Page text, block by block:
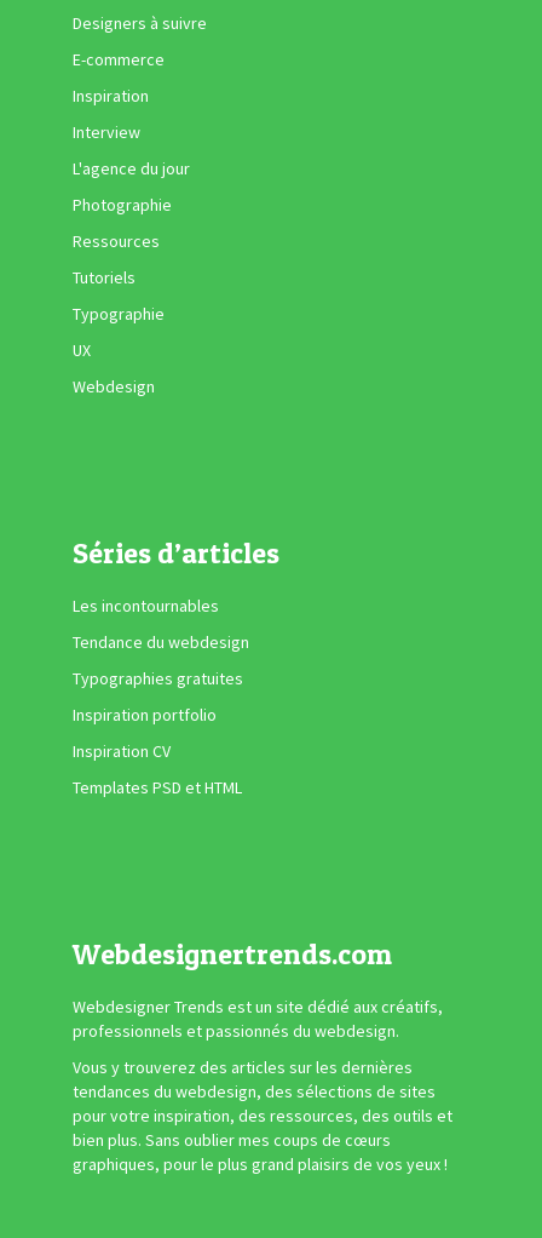
Designers à suivre
E-commerce
Inspiration
Interview
L'agence du jour
Photographie
Ressources
Tutoriels
Typographie
UX
Webdesign
Séries d’articles
Les incontournables
Tendance du webdesign
Typographies gratuites
Inspiration portfolio
Inspiration CV
Templates PSD et HTML
Webdesignertrends.com
Webdesigner Trends est un site dédié aux créatifs,
professionnels et passionnés du webdesign.
Vous y trouverez des articles sur les dernières
tendances du webdesign, des sélections de sites
pour votre inspiration, des ressources, des outils et
bien plus. Sans oublier mes coups de cœurs
graphiques, pour le plus grand plaisirs de vos yeux !